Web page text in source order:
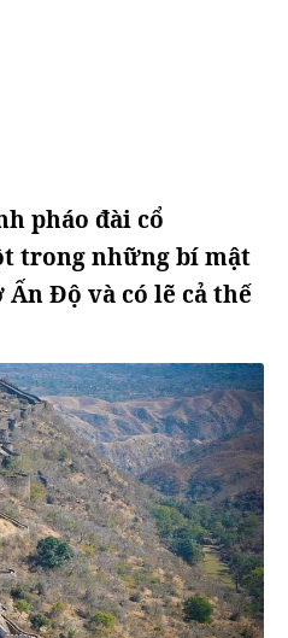
pháo đài cổ
trong những bí mật
Độ và có lẽ cả thế